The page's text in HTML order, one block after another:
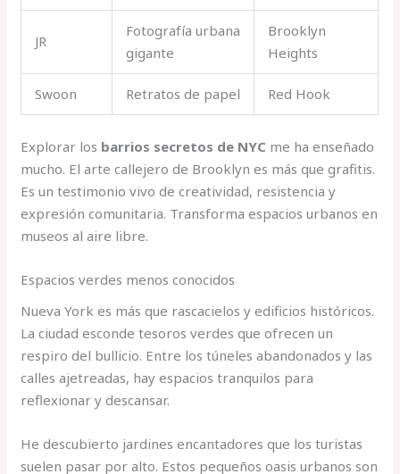
JR
Fotografía urbana
gigante
Brooklyn
Heights
Swoon Retratos de papel Red Hook
Explorar los barrios secretos de NYC me ha enseñado
mucho. El arte callejero de Brooklyn es más que grafitis.
Es un testimonio vivo de creatividad, resistencia y
expresión comunitaria. Transforma espacios urbanos en
museos al aire libre.
Espacios verdes menos conocidos
Nueva York es más que rascacielos y edificios históricos.
La ciudad esconde tesoros verdes que ofrecen un
respiro del bullicio. Entre los túneles abandonados y las
calles ajetreadas, hay espacios tranquilos para
reflexionar y descansar.
He descubierto jardines encantadores que los turistas
suelen pasar por alto. Estos pequeños oasis urbanos son